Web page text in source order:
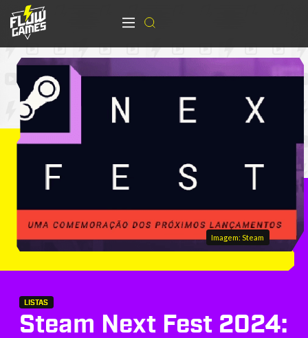
Imagem: Steam
LISTAS
Steam Next Fest 2024: